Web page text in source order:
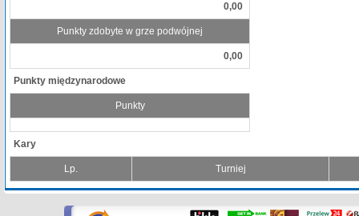
0,00
Punkty zdobyte w grze podwójnej
0,00
Punkty międzynarodowe
Punkty
Kary
Lp. Turniej